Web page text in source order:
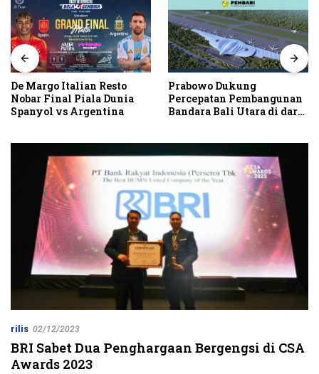
De Margo Italian Resto
Nobar Final Piala Dunia
Spanyol vs Argentina
Prabowo Dukung
Percepatan Pembangunan
Bandara Bali Utara di darat
rilis 02/12/2023
BRI Sabet Dua Penghargaan Bergengsi di CSA
Awards 2023